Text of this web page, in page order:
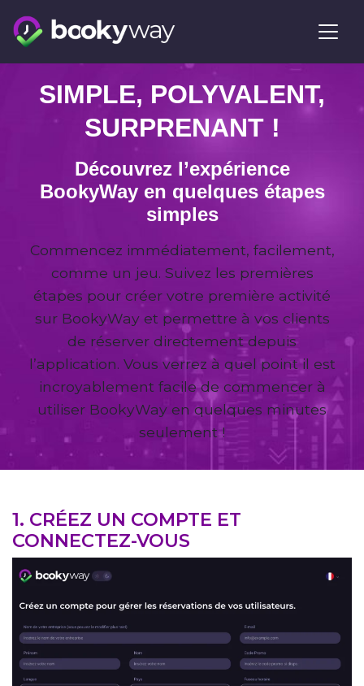
content
SIMPLE, POLYVALENT,
SURPRENANT !
Découvrez l’expérience
BookyWay en quelques étapes
simples
Commencez immédiatement, facilement,
comme un jeu. Suivez les premières
étapes pour créer votre première activité
sur BookyWay et permettre à vos clients
de réserver directement depuis
l’application. Vous verrez à quel point il est
incroyablement facile de commencer à
utiliser BookyWay en quelques minutes
seulement !
1. CRÉEZ UN COMPTE ET
CONNECTEZ-VOUS